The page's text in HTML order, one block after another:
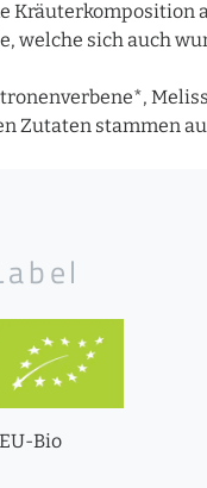
Kräuterkomposition
welche sich auch
Zutaten stammen
EU-Bio